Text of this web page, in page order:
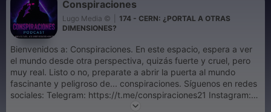
Conspiraciones
Lugo Media ©
174 - CERN: ¿PORTAL A OTRAS
DIMENSIONES?
Bienvenidos a: Conspiraciones. En este espacio, espera a ver
el mundo desde otra perspectiva, quizás fuerte y cruel, pero
muy real. Listo o no, preparate a abrir la puerta al mundo
fascinante y peligroso de... conspiraciones. Síguenos en redes
sociales: Telegram: ⁠⁠⁠⁠⁠⁠https://t.me/conspiraciones21 Instagram:
⁠⁠⁠⁠⁠⁠https://instagram.com/conspiraciones21⁠⁠⁠⁠⁠⁠ Youtube: